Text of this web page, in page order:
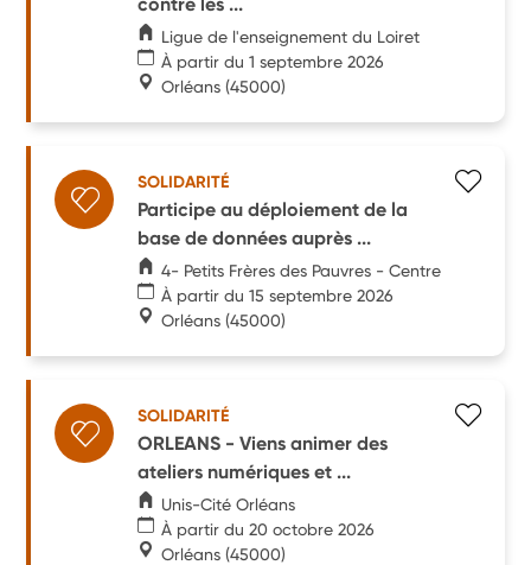
Ligue de l'enseignement du Loiret
À partir du 1 septembre 2026
Orléans (45000)
SOLIDARITÉ
Participe au déploiement de la
base de données auprès ...
4- Petits Frères des Pauvres - Centre
À partir du 15 septembre 2026
Orléans (45000)
SOLIDARITÉ
ORLEANS - Viens animer des
ateliers numériques et ...
Unis-Cité Orléans
À partir du 20 octobre 2026
Orléans (45000)